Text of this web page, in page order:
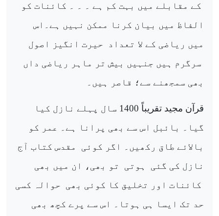
کے مقابلے میں بہت کم ہے ۔ ۔ ۔ کائنات کو
الفاظ میں بیان کرنا ممکن نہیں ہے۔اس
میں ریاضی کے لا تعداد
حیرت انگیز اصول
سرگرم ہیں جنہیں بیش تر ماہر ریاضی داں
بھی سمجھنے سے؛ قاصر ہیں۔
قرآن مجید تقریباً 1400 سال پہلے نازل کیا
گیا۔ بائبل اس سے بھی پرانا ہے۔ عمر کو
بالائے طاق رکھیں۔ اگر کوئی
مقدس کتاب آج
نازل کی گئی
ہوتی
تو بھی، ان میں بھی
کائنات اور تخلیق کا کوئی بھی حوالہ کسی
حد تک ایسا ہی ہوتا۔ اس سے پرے کچھ بھی